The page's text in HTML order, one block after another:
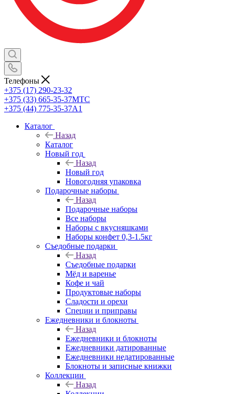
Телефоны
+375 (17) 290-23-32
+375 (33) 665-35-37МТС
+375 (44) 775-35-37А1
Каталог
Назад
Каталог
Новый год
Назад
Новый год
Новогодняя упаковка
Подарочные наборы
Назад
Подарочные наборы
Все наборы
Наборы с вкусняшками
Наборы конфет 0,3-1.5кг
Съедобные подарки
Назад
Съедобные подарки
Мёд и варенье
Кофе и чай
Продуктовые наборы
Сладости и орехи
Специи и приправы
Ежедневники и блокноты
Назад
Ежедневники и блокноты
Ежедневники датированные
Ежедневники недатированные
Блокноты и записные книжки
Коллекции
Назад